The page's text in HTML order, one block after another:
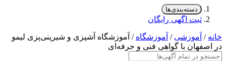
دسته‌بندی‌ها
ثبت اگهی رایگان
/آموزشی/آموزشگاه / آموزشگاه آشپزی و شیرینی‌پزی لیمو
با گواهی فنی و حرفه‌ای